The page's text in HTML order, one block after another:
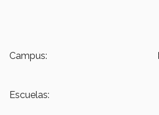
Campus:
Escuelas: